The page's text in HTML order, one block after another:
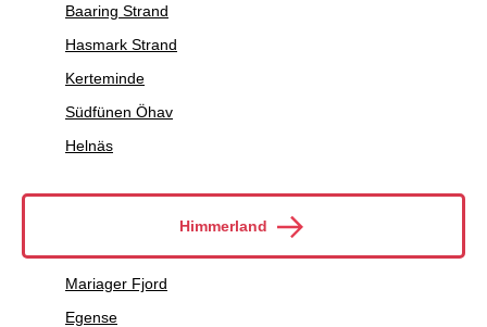
Baaring Strand
Hasmark Strand
Kerteminde
Südfünen Öhav
Helnäs
Himmerland
Mariager Fjord
Egense